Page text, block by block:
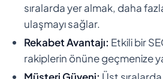
sıralarda yer almak, daha
ulaşmayı sağlar.
Rekabet Avantajı: Etkili bir
rakiplerin önüne geçmenize